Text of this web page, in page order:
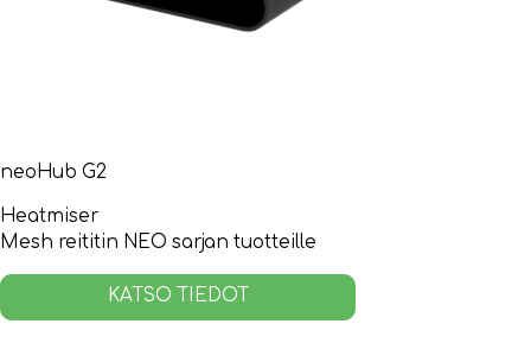
neoHub G2
Heatmiser
Mesh reititin NEO sarjan tuotteille
KATSO TIEDOT